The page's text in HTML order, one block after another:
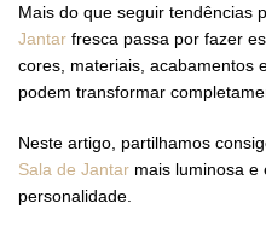
Mais do que seguir tendências
Jantar fresca passa por fazer
cores, materiais, acabamentos
podem transformar
Neste artigo, partilhamos
Sala de Jantar mais luminosa e
personalidade.